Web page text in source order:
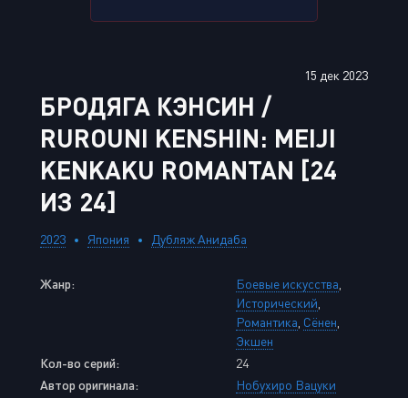
15 дек 2023
БРОДЯГА КЭНСИН /
RUROUNI KENSHIN: MEIJI
KENKAKU ROMANTAN [24
ИЗ 24]
2023 Япония Дубляж Анидаба
Жанр: Боевые искусства
Исторический
Романтика Сёнен
Экшен
Кол-во серий:
24
Автор оригинала:
Нобухиро Вацуки